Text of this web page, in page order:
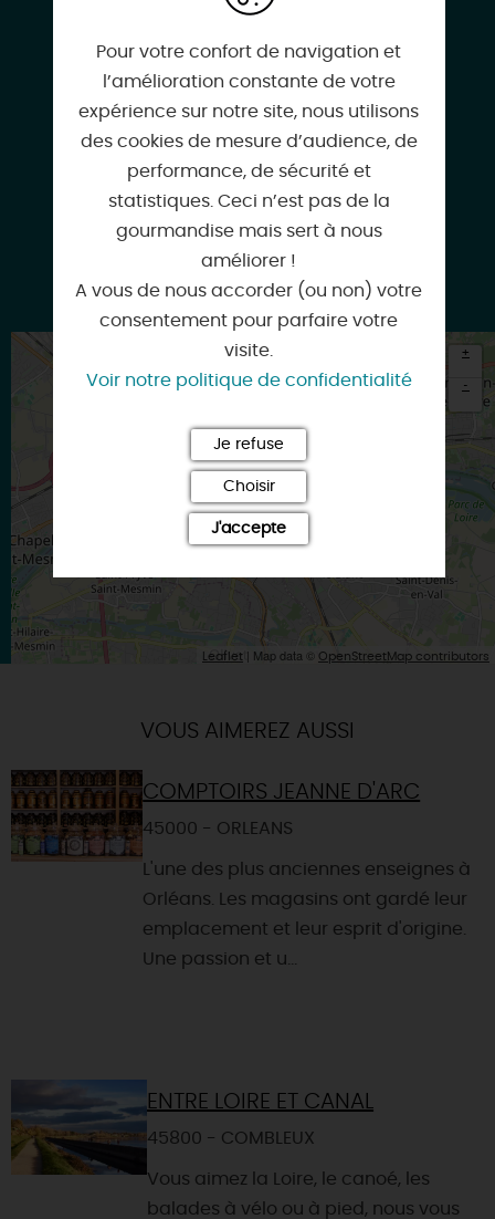
Google
Instagram
×
Itinéraire vers
ORLEANS
+
-
Leaflet | Map data © OpenStreetMap contributors
VOUS AIMEREZ AUSSI
COMPTOIRS JEANNE D'ARC
45000 - ORLEANS
L'une des plus anciennes enseignes à
Orléans. Les magasins ont gardé leur
emplacement et leur esprit d'origine.
Une passion et u...
ENTRE LOIRE ET CANAL
45800 - COMBLEUX
Vous aimez la Loire, le canoé, les
balades à vélo ou à pied, nous vous
Pour votre confort de navigation et
l’amélioration constante de votre
expérience sur notre site, nous utilisons
des cookies de mesure d’audience, de
performance, de sécurité et
statistiques. Ceci n’est pas de la
gourmandise mais sert à nous
améliorer !
A vous de nous accorder (ou non) votre
consentement pour parfaire votre
visite.
Voir notre politique de confidentialité
Je refuse
Choisir
J'accepte